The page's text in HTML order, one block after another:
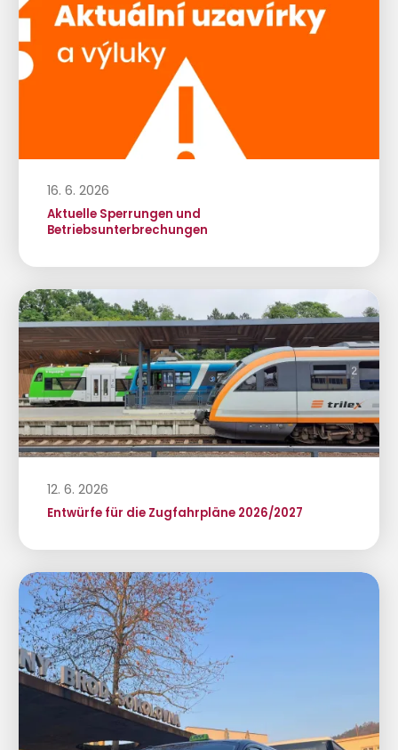
16. 6. 2026
Aktuelle Sperrungen und
Betriebsunterbrechungen
12. 6. 2026
Entwürfe für die Zugfahrpläne 2026/2027